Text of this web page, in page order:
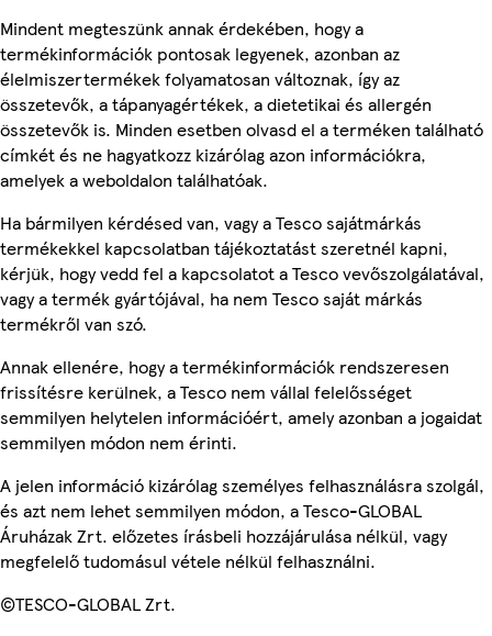
Mindent megteszünk annak érdekében, hogy a
termékinformációk pontosak legyenek, azonban az
élelmiszertermékek folyamatosan változnak, így az
összetevők, a tápanyagértékek, a dietetikai és allergén
összetevők is. Minden esetben olvasd el a terméken található
címkét és ne hagyatkozz kizárólag azon információkra,
amelyek a weboldalon találhatóak.
Ha bármilyen kérdésed van, vagy a Tesco sajátmárkás
termékekkel kapcsolatban tájékoztatást szeretnél kapni,
kérjük, hogy vedd fel a kapcsolatot a Tesco vevőszolgálatával,
vagy a termék gyártójával, ha nem Tesco saját márkás
termékről van szó.
Annak ellenére, hogy a termékinformációk rendszeresen
frissítésre kerülnek, a Tesco nem vállal felelősséget
semmilyen helytelen információért, amely azonban a jogaidat
semmilyen módon nem érinti.
A jelen információ kizárólag személyes felhasználásra szolgál,
és azt nem lehet semmilyen módon, a Tesco-GLOBAL
Áruházak Zrt. előzetes írásbeli hozzájárulása nélkül, vagy
megfelelő tudomásul vétele nélkül felhasználni.
©TESCO-GLOBAL Zrt.